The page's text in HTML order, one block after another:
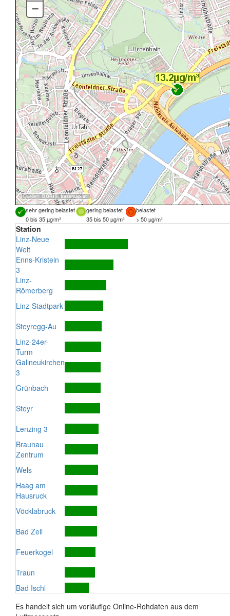
Quellen: DORIS,basemap.at
–
sehr gering belastet gering belastet
belastet
0 bis 35 µg/m³
35 bis 50 µg/m³ > 50 µg/m³
Station
Linz-Neue
Welt
Enns-Kristein
3
Linz-
Römerberg
Linz-Stadtpark
Steyregg-Au
Linz-24er-
Turm
Gallneukirchen
3
Grünbach
Steyr
Lenzing 3
Braunau
Zentrum
Wels
Haag am
Hausruck
Vöcklabruck
Bad Zell
Feuerkogel
Traun
Bad Ischl
Es handelt sich um vorläufige Online-Rohdaten aus dem